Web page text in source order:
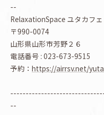
--
RelaxationSpace ユタカフェ
〒990-0074
山形県山形市芳野２６
電話番号 : 023-673-9515
予約： https://airrsv.net/
--